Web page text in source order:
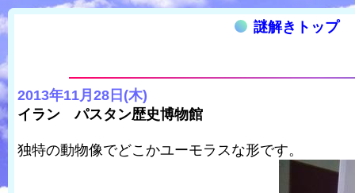
謎解きトップ
2013年11月28日(木)
イラン パスタン歴史博物館
独特の動物像でどこかユーモラスな形です。